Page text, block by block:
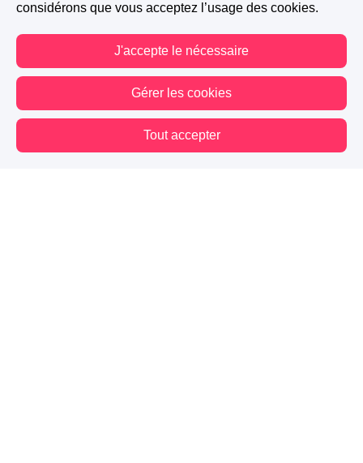
considérons que vous acceptez l’usage des cookies.
J'accepte le nécessaire
Gérer les cookies
Tout accepter